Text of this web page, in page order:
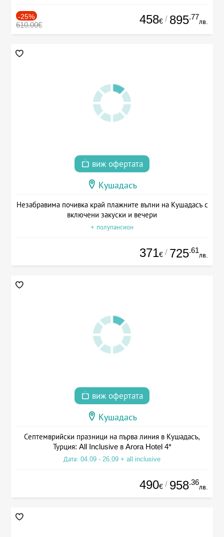
-25%
610.00€ 458€ / 895.77
лв.
виж офертата
Кушадасъ
Незабравима почивка край плажните вълни на Кушадасъ с
включени закуски и вечери
+ полупансион
371€ / 725.61
лв.
виж офертата
Кушадасъ
Септемврийски празници на първа линия в Кушадасъ,
Турция: All Inclusive в Arora Hotel 4*
Дата: 04.09 - 26.09 + all inclusive
490€ / 958.36
лв.